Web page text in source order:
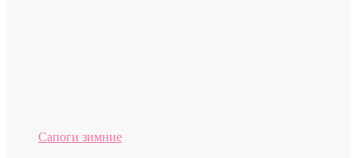
Сапоги зимние